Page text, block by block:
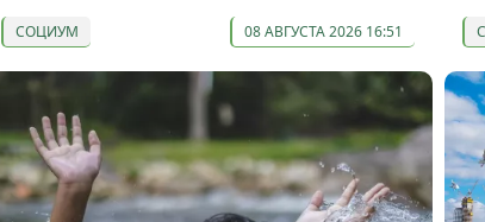
СОЦИУМ 08 АВГУСТА 2026 16:51